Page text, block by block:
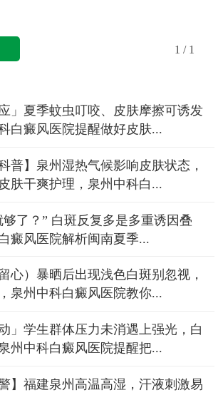
1 / 1
」夏季蚊虫叮咬、皮肤摩擦可诱发
白癜风医院提醒做好皮肤...
普】泉州湿热气候影响皮肤状态，
肤干爽护理，泉州中科白...
够了？” 白斑反复多是多重诱因叠
癜风医院解析闽南夏季...
心）暴晒后出现浅色白斑别忽视，
泉州中科白癜风医院教你...
」学生群体压力未消遇上强光，白
州中科白癜风医院提醒把...
】福建泉州高温高湿，汗液刺激易